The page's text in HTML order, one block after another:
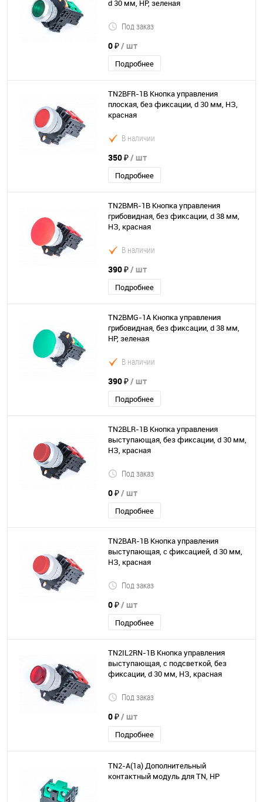
d 30 мм, НР, зеленая
Под заказ
0 ₽/ шт
Подробнее
TN2BFR-1B Кнопка управления
плоская, без фиксации, d 30 мм, НЗ,
красная
В наличии
350 ₽/ шт
Подробнее
TN2BMR-1B Кнопка управления
грибовидная, без фиксации, d 38 мм,
НЗ, красная
В наличии
390 ₽/ шт
Подробнее
TN2BMG-1A Кнопка управления
грибовидная, без фиксации, d 38 мм,
НР, зеленая
В наличии
390 ₽/ шт
Подробнее
TN2BLR-1B Кнопка управления
выступающая, без фиксации, d 30 мм,
НЗ, красная
Под заказ
0 ₽/ шт
Подробнее
TN2BAR-1B Кнопка управления
выступающая, с фиксацией, d 30 мм,
НЗ, красная
Под заказ
0 ₽/ шт
Подробнее
TN2IL2RN-1B Кнопка управления
выступающая, с подсветкой, без
фиксации, d 30 мм, НЗ, красная
Под заказ
0 ₽/ шт
Подробнее
TN2-A(1a) Дополнительный
контактный модуль для TN, НР